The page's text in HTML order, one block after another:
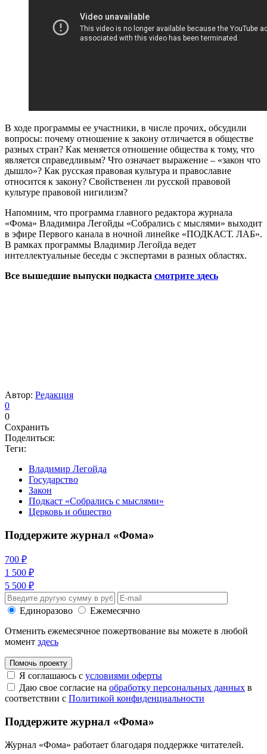
В ходе программы ее участники, в числе прочих, обсудили
вопросы: почему отношение к закону отличается в обществе
разных стран? Как меняется отношение общества к тому, что
является справедливым? Что означает выражение – «закон что
дышло»? Как русская правовая культура и православие
относится к закону? Свойственен ли русской правовой
культуре правовой нигилизм?
Напомним, что программа главного редактора журнала
«Фома» Владимира Легойды «Собрались с мыслями» выходит
в эфире Первого канала в ночной линейке «ПОДКАСТ. ЛАБ».
В рамках программы Владимир Легойда ведет
интеллектуальные беседы с экспертами в разных областях.
Все вышедшие выпуски подкаста смотрите здесь
Автор: Редакция
0
0
Сохранить
Поделиться:
Теги:
Владимир Легойда
Государство
Закон
Подкаст «Собрались с мыслями»
Церковь и общество
Поддержите журнал «Фома»
700 ₽
1 500 ₽
5 500 ₽
Единоразово
Ежемесячно
Отменить ежемесячное пожертвование вы можете в любой
момент здесь
Помочь проекту
Я соглашаюсь с условиями оферты
Даю свое согласие на обработку персональных данных в
соответствии с Политикой конфиденциальности
Поддержите журнал «Фома»
Журнал «Фома» работает благодаря поддержке читателей.